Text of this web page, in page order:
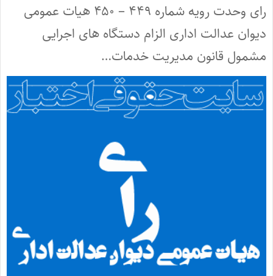
رای وحدت رویه شماره ۴۴۹ – ۴۵۰ هیات عمومی
دیوان عدالت اداری الزام دستگاه های اجرایی
مشمول قانون مدیریت خدمات…